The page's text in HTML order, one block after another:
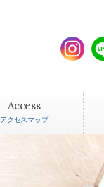
Access
アクセスマップ